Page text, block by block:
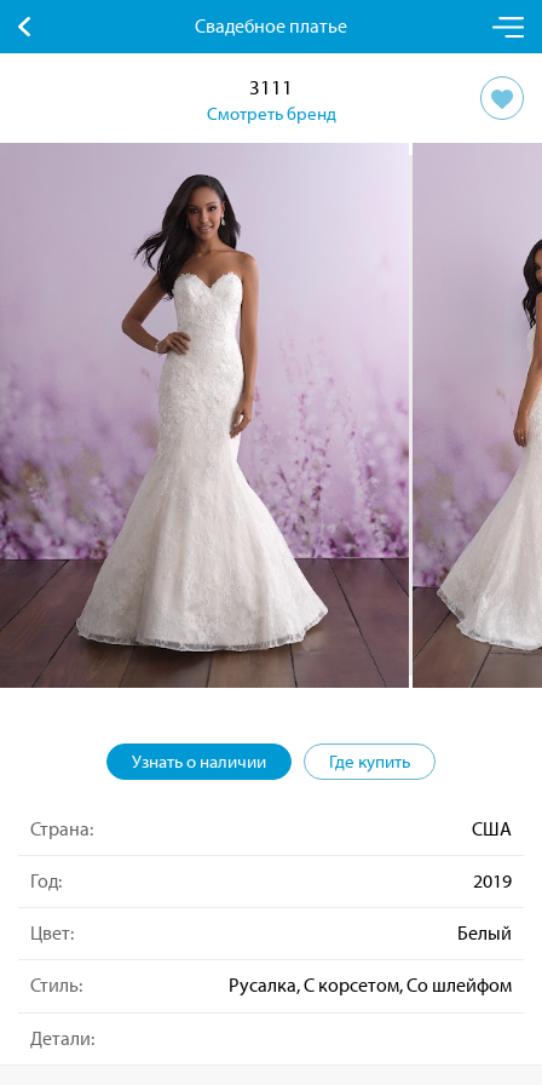
Свадебное платье
3111
Смотреть бренд
Узнать о наличии Где купить
Страна: США
Год: 2019
Цвет: Белый
Стиль: Русалка, С корсетом, Со шлейфом
Детали: